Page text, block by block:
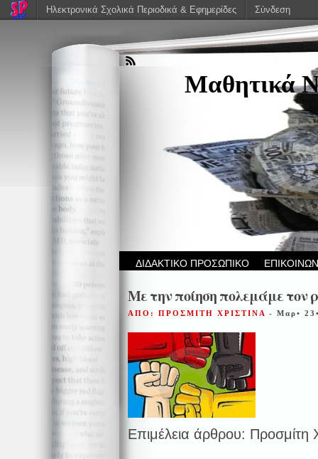
Μαθητικά
ΔΙΔΑΚΤΙΚΟ ΠΡΟΣΩΠΙΚΟ
Με την ποίηση πολεμάμε τον
ΑΠΟ: ΠΡΟΣΜΙΤΗ ΧΡΙΣΤΙΝΑ - Μαρ•
Επιμέλεια άρθρου: Προσμίτη
Ηλεκτρονικά Σχολικά Περιοδικά & Εφημερίδες Σύνδεση